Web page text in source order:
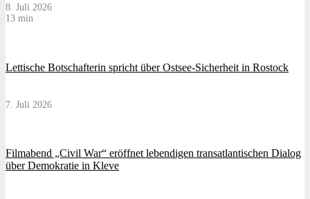
8. Juli 2026
13 min
Lettische Botschafterin spricht über Ostsee-Sicherheit in Rostock
7. Juli 2026
Filmabend „Civil War“ eröffnet lebendigen transatlantischen Dialog
über Demokratie in Kleve